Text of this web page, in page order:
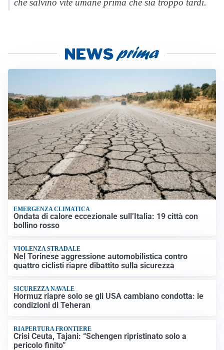
EMERGENZA CLIMATICA
Ondata di calore eccezionale sull’Italia: 19 città con
bollino rosso
VIOLENZA STRADALE
Nel Torinese aggressione automobilistica contro
quattro ciclisti riapre dibattito sulla sicurezza
SICUREZZA NAVALE
Hormuz riapre solo se gli USA cambiano condotta: le
condizioni di Teheran
RIAPERTURA FRONTIERE
Crisi Ceuta, Tajani: “Schengen ripristinato solo a
pericolo finito”